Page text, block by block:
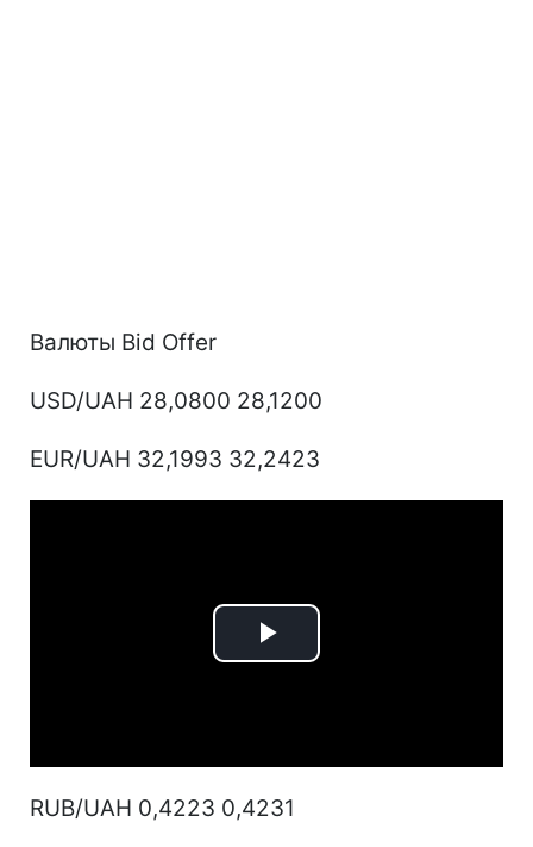
Валюты Bid Offer
USD/UAH 28,0800 28,1200
EUR/UAH 32,1993 32,2423
Play
RUB/UAH 0,4223 0,4231